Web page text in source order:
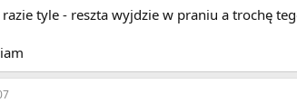
tyle - reszta wyjdzie w praniu a trochę